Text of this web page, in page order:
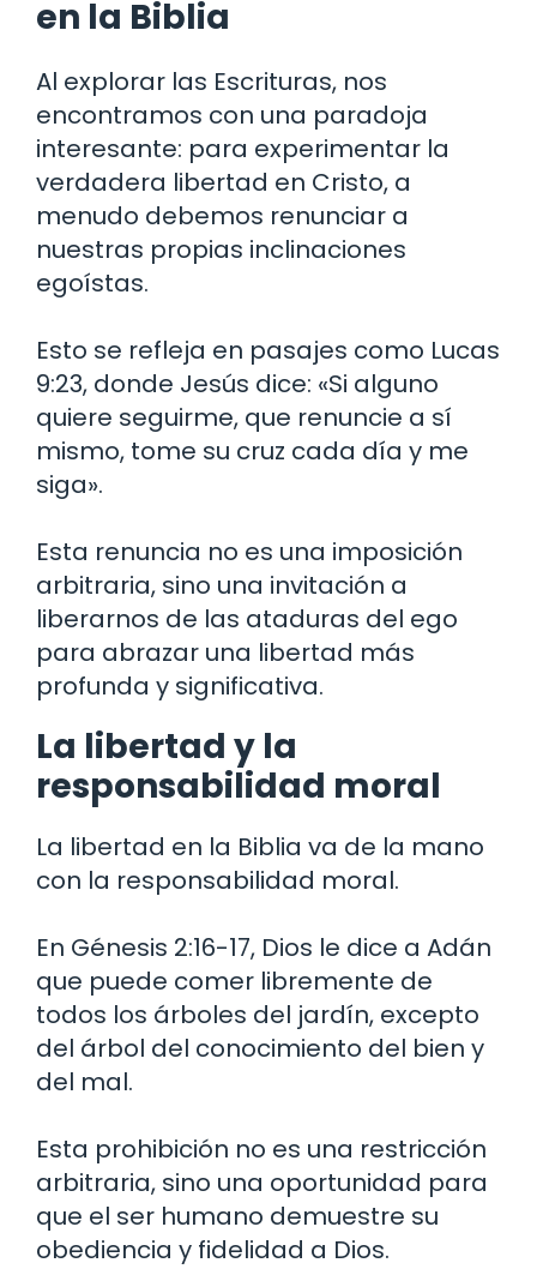
en la Biblia
Al explorar las Escrituras, nos
encontramos con una paradoja
interesante: para experimentar la
verdadera libertad en Cristo, a
menudo debemos renunciar a
nuestras propias inclinaciones
egoístas.
Esto se refleja en pasajes como Lucas
9:23, donde Jesús dice: «Si alguno
quiere seguirme, que renuncie a sí
mismo, tome su cruz cada día y me
siga».
Esta renuncia no es una imposición
arbitraria, sino una invitación a
liberarnos de las ataduras del ego
para abrazar una libertad más
profunda y significativa.
La libertad y la
responsabilidad moral
La libertad en la Biblia va de la mano
con la responsabilidad moral.
En Génesis 2:16-17, Dios le dice a Adán
que puede comer libremente de
todos los árboles del jardín, excepto
del árbol del conocimiento del bien y
del mal.
Esta prohibición no es una restricción
arbitraria, sino una oportunidad para
que el ser humano demuestre su
obediencia y fidelidad a Dios.